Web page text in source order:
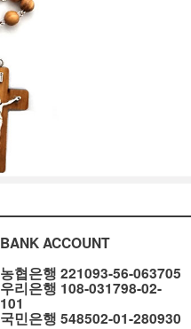
BANK ACCOUNT
농협은행 221093-56-063705
우리은행 108-031798-02-
101
국민은행 548502-01-280930